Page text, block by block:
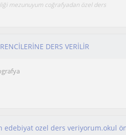
mezunuyum coğrafyadan özel ders
DERS VERİLİR